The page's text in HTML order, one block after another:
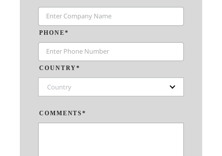
PHONE*
COUNTRY*
Country
COMMENTS*